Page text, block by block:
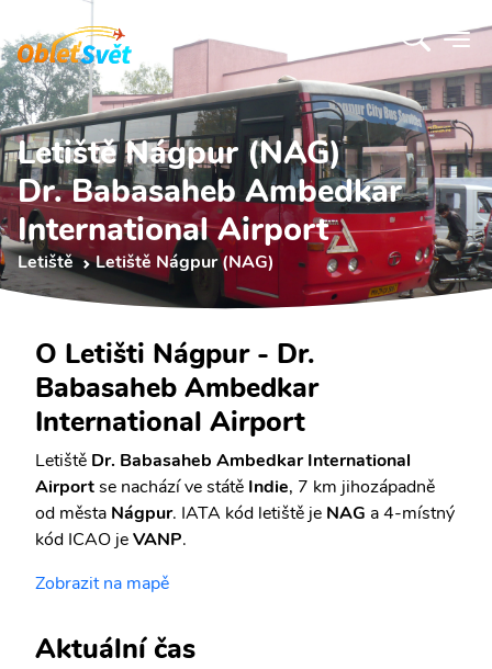
Letiště Nágpur (NAG)
Dr. Babasaheb Ambedkar
International Airport
Letiště Letiště Nágpur (NAG)
O Letišti Nágpur - Dr.
Babasaheb Ambedkar
International Airport
Letiště Dr. Babasaheb Ambedkar International
Airportse nachází ve státě Indie, 7 km jihozápadně
od města Nágpur. IATA kód letiště je NAG a 4-místný
kód ICAO jeVANP.
Zobrazit na mapě
Aktuální čas